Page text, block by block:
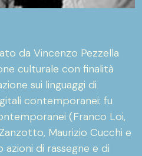
da Vincenzo Pezzella
culturale con finalità
sui linguaggi di
contemporanei: fu
(Franco Loi,
Maurizio Cucchi e
azioni di rassegne e di